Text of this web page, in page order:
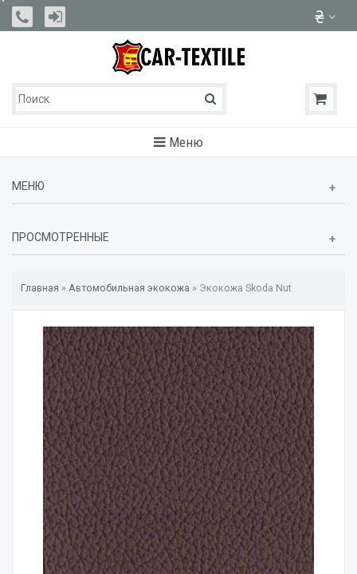
Меню
МЕНЮ
ПРОСМОТРЕННЫЕ
Главная » Автомобильная экокожа » Экокожа Skoda Nut